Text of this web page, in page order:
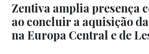
Zentiva amplia presença
ao concluir a aquisição
na Europa Central e de